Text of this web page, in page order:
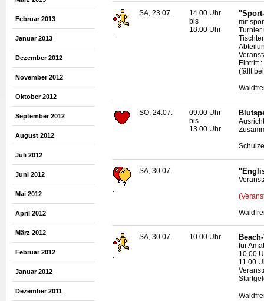
Februar 2013
Januar 2013
Dezember 2012
November 2012
Oktober 2012
September 2012
August 2012
Juli 2012
Juni 2012
Mai 2012
April 2012
März 2012
Februar 2012
Januar 2012
Dezember 2011
.
SA, 23.07.
14.00 Uhr
bis
18.00 Uhr
mit
Turnier
Eintritt
(fällt
SO, 24.07.
09.00 Uhr
bis
13.00 Uhr
SA, 30.07.
.
SA, 30.07. 10.00 Uhr Beach
für
10.00
11.00